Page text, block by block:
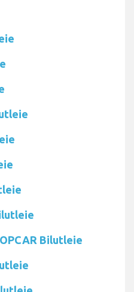
Bilutleie